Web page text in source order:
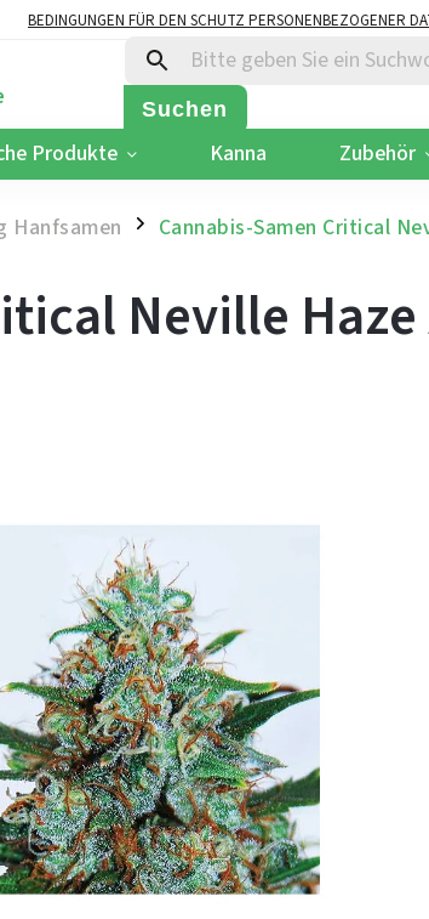
BEDINGUNGEN FÜR DEN SCHUTZ PERSONENBEZOGENER
Suchen
Produkte Kanna Zubehör
Hanfsamen / Cannabis-Samen Critical
Neville